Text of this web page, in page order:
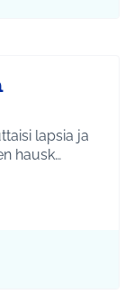
lapsia ja
hausk…
Liikunta ja